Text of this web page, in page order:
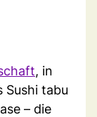
, in
Sushi tabu
– die